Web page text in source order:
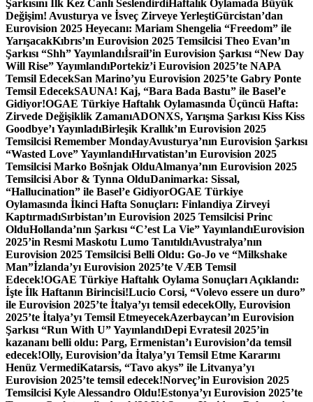
Şarkısını İlk Kez Canlı Seslendirdi Haftalık Oylamada Büyük
Değişim! Avusturya ve İsveç Zirveye YerleştiGürcistan’dan
Eurovision 2025 Heyecanı: Mariam Shengelia “Freedom” ile
YarışacakKıbrıs’ın Eurovision 2025 Temsilcisi Theo Evan’ın
Şarkısı “Shh” Yayınlandıİsrail’in Eurovision Şarkısı “New Day
Will Rise” YayımlandıPortekiz’i Eurovision 2025’te NAPA
Temsil EdecekSan Marino’yu Eurovision 2025’te Gabry Ponte
Temsil EdecekSAUNA! Kaj, “Bara Bada Bastu” ile Basel’e
Gidiyor!OGAE Türkiye Haftalık Oylamasında Üçüncü Hafta:
Zirvede Değişiklik ZamanıADONXS, Yarışma Şarkısı Kiss Kiss
Goodbye’ı YayınladıBirleşik Krallık’ın Eurovision 2025
Temsilcisi Remember MondayAvusturya’nın Eurovision Şarkısı
“Wasted Love” YayınlandıHırvatistan’ın Eurovision 2025
Temsilcisi Marko Bošnjak OlduAlmanya’nın Eurovision 2025
Temsilcisi Abor & Tynna OlduDanimarka: Sissal,
“Hallucination” ile Basel’e GidiyorOGAE Türkiye
Oylamasında İkinci Hafta Sonuçları: Finlandiya Zirveyi
KaptırmadıSırbistan’ın Eurovision 2025 Temsilcisi Princ
OlduHollanda’nın Şarkısı “C’est La Vie” YayınlandıEurovision
2025’in Resmi Maskotu Lumo TanıtıldıAvustralya’nın
Eurovision 2025 Temsilcisi Belli Oldu: Go-Jo ve “Milkshake
Man”İzlanda’yı Eurovision 2025’te VÆB Temsil
Edecek!OGAE Türkiye Haftalık Oylama Sonuçları Açıklandı:
İşte İlk Haftanın Birincisi!Lucio Corsi, “Volevo essere un duro”
ile Eurovision 2025’te İtalya’yı temsil edecekOlly, Eurovision
2025’te İtalya’yı Temsil EtmeyecekAzerbaycan’ın Eurovision
Şarkısı “Run With U” YayınlandıDepi Evratesil 2025’in
kazananı belli oldu: Parg, Ermenistan’ı Eurovision’da temsil
edecek!Olly, Eurovision’da İtalya’yı Temsil Etme Kararını
Henüz VermediKatarsis, “Tavo akys” ile Litvanya’yı
Eurovision 2025’te temsil edecek!Norveç’in Eurovision 2025
Temsilcisi Kyle Alessandro Oldu!Estonya’yı Eurovision 2025’te